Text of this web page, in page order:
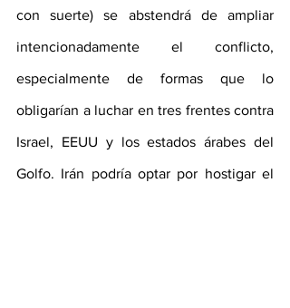
con suerte) se abstendrá de ampliar
intencionadamente el conflicto,
especialmente de formas que lo
obligarían a luchar en tres frentes contra
Israel, EEUU y los estados árabes del
Golfo. Irán podría optar por hostigar el